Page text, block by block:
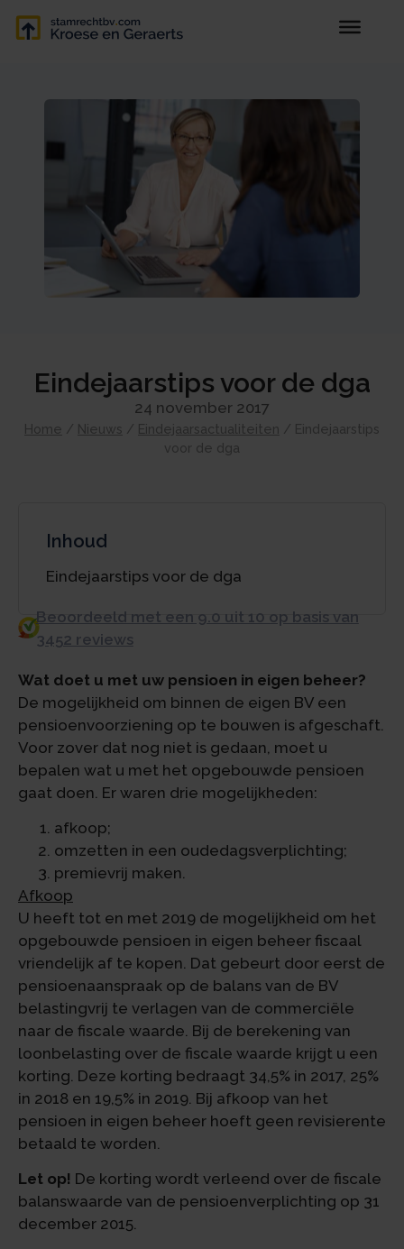
Eindejaarstips voor de dga
24 november 2017
Home / Nieuws / Eindejaarsactualiteiten / Eindejaarstips
voor de dga
Inhoud
Eindejaarstips voor de dga
Beoordeeld met een 9.0 uit 10 op basis van
3452 reviews
Wat doet u met uw pensioen in eigen beheer?
De mogelijkheid om binnen de eigen BV een
pensioenvoorziening op te bouwen is afgeschaft.
Voor zover dat nog niet is gedaan, moet u
bepalen wat u met het opgebouwde pensioen
gaat doen. Er waren drie mogelijkheden:
afkoop;
omzetten in een oudedagsverplichting;
premievrij maken.
Afkoop
U heeft tot en met 2019 de mogelijkheid om het
opgebouwde pensioen in eigen beheer fiscaal
vriendelijk af te kopen. Dat gebeurt door eerst de
pensioenaanspraak op de balans van de BV
belastingvrij te verlagen van de commerciële
naar de fiscale waarde. Bij de berekening van
loonbelasting over de fiscale waarde krijgt u een
korting. Deze korting bedraagt 34,5% in 2017, 25%
in 2018 en 19,5% in 2019. Bij afkoop van het
pensioen in eigen beheer hoeft geen revisierente
betaald te worden.
Let op! De korting wordt verleend over de fiscale
balanswaarde van de pensioenverplichting op 31
december 2015.